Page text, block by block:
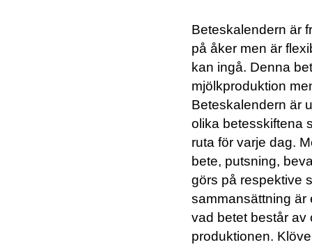
Beteskalendern är
på åker men är
kan ingå. Denna
mjölkproduktion
Beteskalendern är
olika betesskiftena
ruta för varje dag.
bete, putsning,
görs på respektive
sammansättning är
vad betet består av
produktionen.